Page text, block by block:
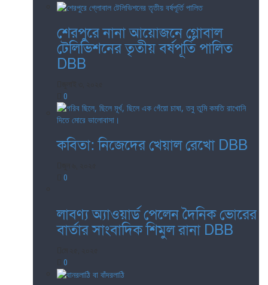
শেরপুরে নানা আয়োজনে গ্লোবাল
টেলিভিশনের তৃতীয় বর্ষপূর্তি পালিত
DBB
0
কবিতা: নিজেদের খেয়াল রেখো DBB
0
লাবণ্য অ্যাওয়ার্ড পেলেন দৈনিক ভোরের
বার্তার সাংবাদিক শিমুল রানা DBB
0